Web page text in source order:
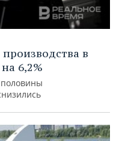
в
6,2%